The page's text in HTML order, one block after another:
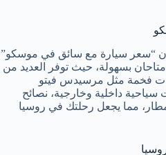
“سعر سيارة مع سائق في موسكو”
بسهولة، حيث توفر العديد من
فخمة مثل مرسيدس فيتو
داخلية وخارجية، نصائح
مما يجعل رحلتك في روسيا